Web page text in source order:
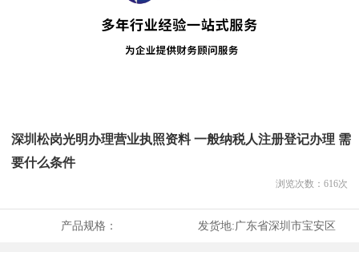
深圳松岗光明办理营业执照资料 一般纳税人注册登记办理 需
要什么条件
浏览次数： 616次
产品规格： 发货地:广东省深圳市宝安区